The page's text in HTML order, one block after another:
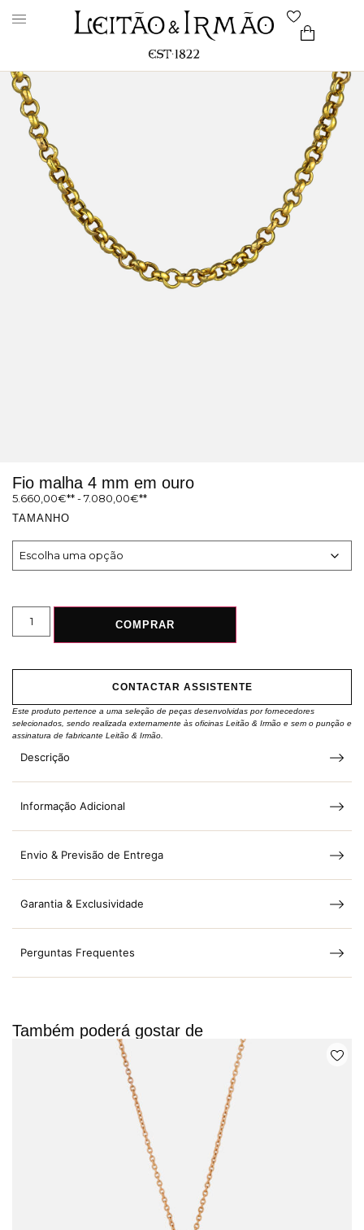
Fio malha 4 mm em ouro
5.660,00€ -7.080,00€
TAMANHO
COMPRAR
CONTACTAR ASSISTENTE
Este produto pertence a uma seleção de peças desenvolvidas por fornecedores
selecionados, sendo realizada externamente às oficinas Leitão & Irmão e sem o punção e
assinatura de fabricante Leitão & Irmão.
Descrição
Informação Adicional
Envio & Previsão de Entrega
Garantia & Exclusividade
Perguntas Frequentes
Também poderá gostar de